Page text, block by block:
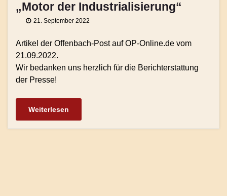
„Motor der Industrialisierung“
21. September 2022
Artikel der Offenbach-Post auf OP-Online.de vom
21.09.2022.
Wir bedanken uns herzlich für die Berichterstattung
der Presse!
Weiterlesen